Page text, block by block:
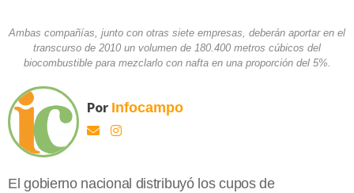
Ambas compañías, junto con otras siete empresas, deberán aportar en el
transcurso de 2010 un volumen de 180.400 metros cúbicos del
biocombustible para mezclarlo con nafta en una proporción del 5%.
Por Infocampo
El gobierno nacional distribuyó los cupos de